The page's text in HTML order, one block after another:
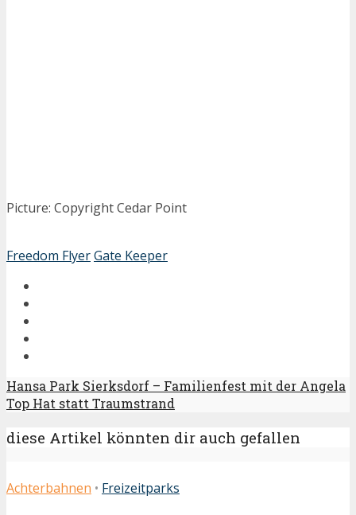
Picture: Copyright Cedar Point
Freedom FlyerGate Keeper
Hansa Park Sierksdorf – Familienfest mit der Angela
Top Hat statt Traumstrand
diese Artikel könnten dir auch gefallen
Achterbahnen • Freizeitparks